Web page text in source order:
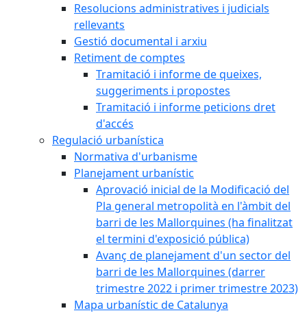
Resolucions administratives i judicials
rellevants
Gestió documental i arxiu
Retiment de comptes
Tramitació i informe de queixes,
suggeriments i propostes
Tramitació i informe peticions dret
d'accés
Regulació urbanística
Normativa d'urbanisme
Planejament urbanístic
Aprovació inicial de la Modificació del
Pla general metropolità en l'àmbit del
barri de les Mallorquines (ha finalitzat
el termini d'exposició pública)
Avanç de planejament d'un sector del
barri de les Mallorquines (darrer
trimestre 2022 i primer trimestre 2023)
Mapa urbanístic de Catalunya